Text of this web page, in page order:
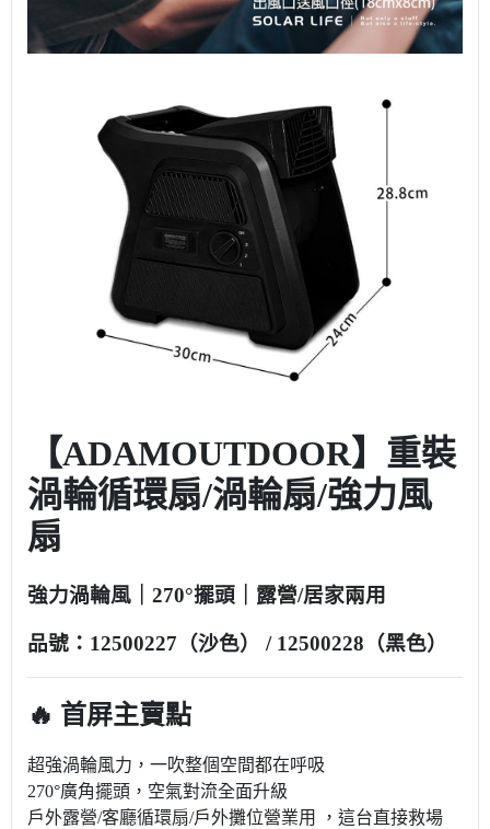
【ADAMOUTDOOR】重裝
渦輪循環扇/渦輪扇/強力風
扇
強力渦輪風｜270°擺頭｜露營/居家兩用
品號：12500227（沙色） / 12500228（黑色）
🔥 首屏主賣點
超強渦輪風力，一吹整個空間都在呼吸
270°廣角擺頭，空氣對流全面升級
戶外露營/客廳循環扇/戶外攤位營業用 ，這台直接救場